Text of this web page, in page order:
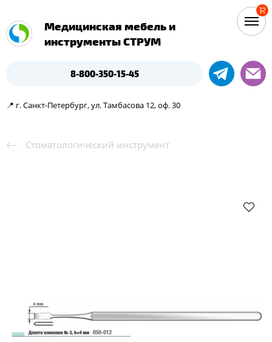
Медицинская мебель и
инструменты СТРУМ
8-800-350-15-45
📍 г. Санкт-Петербург, ул. Тамбасова 12, оф. 30
Cтоматологический инструмент